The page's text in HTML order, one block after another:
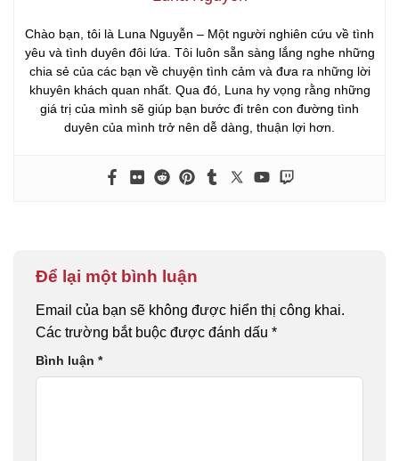
Chào bạn, tôi là Luna Nguyễn – Một người nghiên cứu về tình
yêu và tình duyên đôi lứa. Tôi luôn sẵn sàng lắng nghe những
chia sẻ của các bạn về chuyện tình cảm và đưa ra những lời
khuyên khách quan nhất. Qua đó, Luna hy vọng rằng những
giá trị của mình sẽ giúp bạn bước đi trên con đường tình
duyên của mình trở nên dễ dàng, thuận lợi hơn.
Để lại một bình luận
Email của bạn sẽ không được hiển thị công khai.
Các trường bắt buộc được đánh dấu *
Bình luận *